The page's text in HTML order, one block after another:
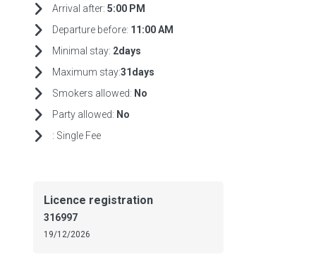
Arrival after: 5:00 PM
Departure before: 11:00 AM
Minimal stay: 2days
Maximum stay:31days
Smokers allowed: No
Party allowed: No
: Single Fee
Licence registration
316997
19/12/2026